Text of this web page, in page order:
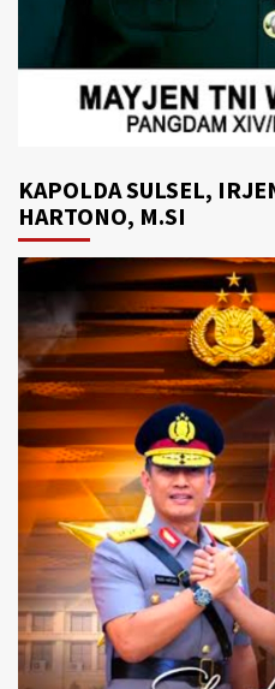
KAPOLDA SULSEL,
HARTONO, M.SI